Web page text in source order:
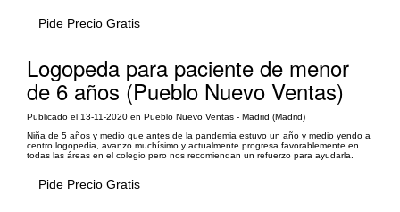
Pide Precio Gratis
Logopeda para paciente de menor
de 6 años (Pueblo Nuevo Ventas)
Publicado el 13-11-2020 en Pueblo Nuevo Ventas - Madrid (Madrid)
Niña de 5 años y medio que antes de la pandemia estuvo un año y medio yendo a
centro logopedia, avanzo muchísimo y actualmente progresa favorablemente en
todas las áreas en el colegio pero nos recomiendan un refuerzo para ayudarla.
Pide Precio Gratis